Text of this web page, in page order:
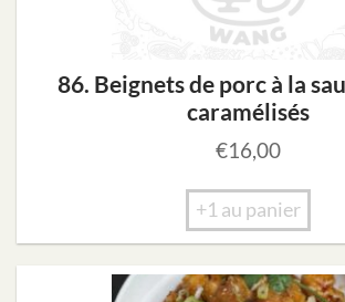
86. Beignets de porc à la
caramélisés
€16,00
+1 au panier